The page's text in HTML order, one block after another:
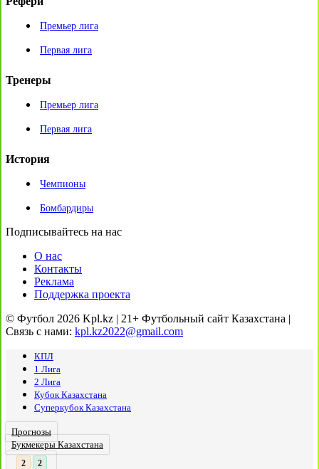
Премьер лига
Первая лига
Тренеры
Премьер лига
Первая лига
История
Чемпионы
Бомбардиры
Подписывайтесь на нас
О нас
Контакты
Реклама
Поддержка проекта
© Футбол 2026 Kpl.kz | 21+ Футбольный сайт Казахстана |
Связь с нами: kpl.kz2022@gmail.com
КПЛ
1 Лига
2 Лига
Кубок Казахстана
Суперкубок Казахстана
Прогнозы
Букмекеры Казахстана
3 : 2